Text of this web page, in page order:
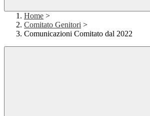
Home >
Comitato Genitori >
Comunicazioni Comitato dal 2022